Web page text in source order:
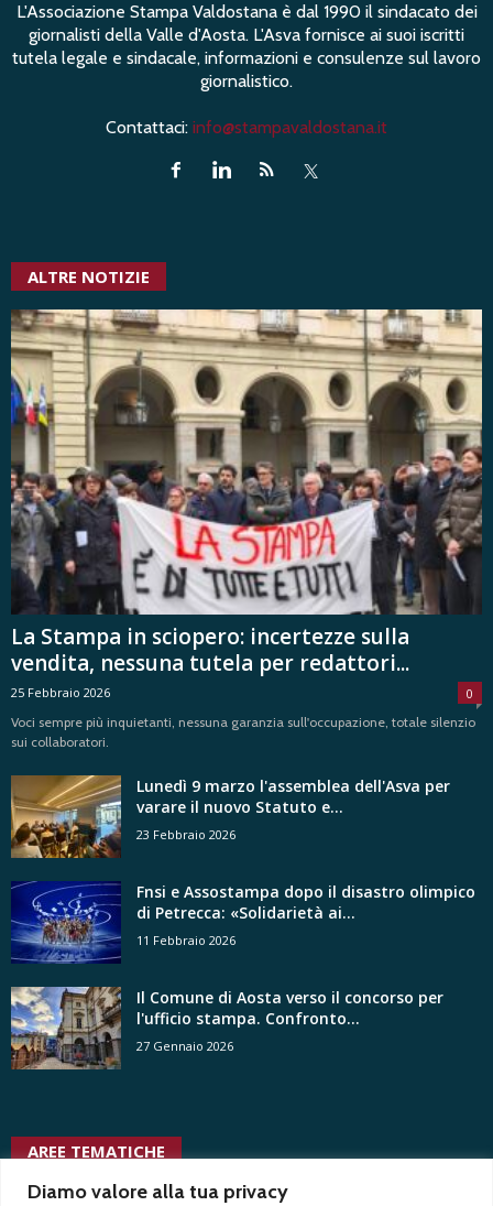
Diamo valore alla tua privacy
L'Associazione Stampa Valdostana è dal 1990 il sindacato dei
giornalisti della Valle d'Aosta. L'Asva fornisce ai suoi iscritti
tutela legale e sindacale, informazioni e consulenze sul lavoro
giornalistico.
Contattaci: info@stampavaldostana.it
ALTRE NOTIZIE
La Stampa in sciopero: incertezze sulla
vendita, nessuna tutela per redattori...
25 Febbraio 2026
0
Voci sempre più inquietanti, nessuna garanzia sull'occupazione, totale silenzio
sui collaboratori.
Lunedì 9 marzo l'assemblea dell'Asva per
varare il nuovo Statuto e...
23 Febbraio 2026
Fnsi e Assostampa dopo il disastro olimpico
di Petrecca: «Solidarietà ai...
11 Febbraio 2026
Il Comune di Aosta verso il concorso per
l'ufficio stampa. Confronto...
27 Gennaio 2026
AREE TEMATICHE
uffici stampa privati usigrai tgr vertenze ungp